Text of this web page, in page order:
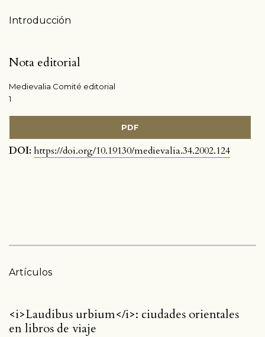
Introducción
Nota editorial
Medievalia Comité editorial
1
PDF
DOI: https://doi.org/10.19130/medievalia.34.2002.124
Artículos
<i>Laudibus urbium</i>: ciudades orientales
en libros de viaje